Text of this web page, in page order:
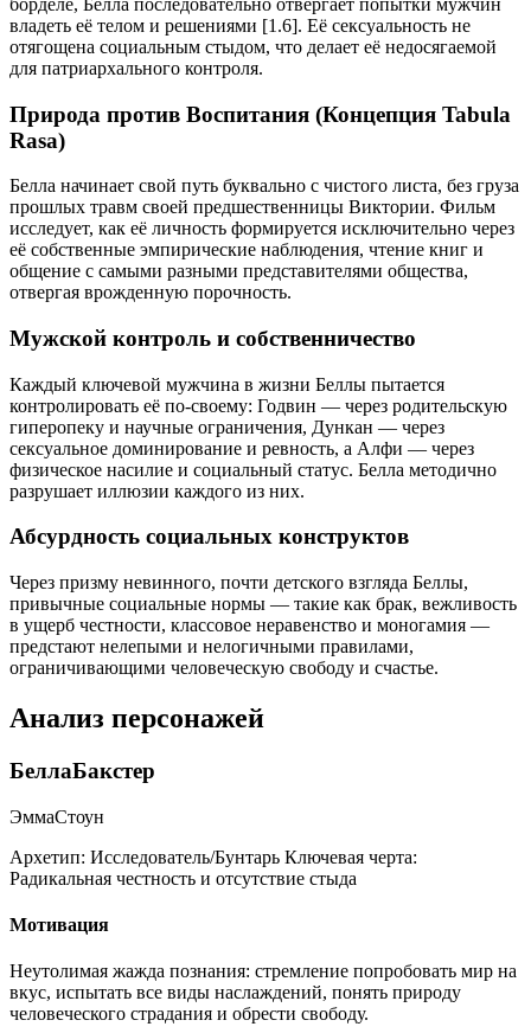
владеть её телом и решениями [1.6]. Её сексуальность не
отягощена социальным стыдом, что делает её недосягаемой
для патриархального контроля.
Природа против Воспитания (Концепция Tabula
Rasa)
Белла начинает свой путь буквально с чистого листа, без груза
прошлых травм своей предшественницы Виктории. Фильм
исследует, как её личность формируется исключительно через
её собственные эмпирические наблюдения, чтение книг и
общение с самыми разными представителями общества,
отвергая врожденную порочность.
Мужской контроль и собственничество
Каждый ключевой мужчина в жизни Беллы пытается
контролировать её по-своему: Годвин — через родительскую
гиперопеку и научные ограничения, Дункан — через
сексуальное доминирование и ревность, а Алфи — через
физическое насилие и социальный статус. Белла методично
разрушает иллюзии каждого из них.
Абсурдность социальных конструктов
Через призму невинного, почти детского взгляда Беллы,
привычные социальные нормы — такие как брак, вежливость
в ущерб честности, классовое неравенство и моногамия —
предстают нелепыми и нелогичными правилами,
ограничивающими человеческую свободу и счастье.
Анализ персонажей
БеллаБакстер
ЭммаСтоун
Архетип: Исследователь/Бунтарь Ключевая черта:
Радикальная честность и отсутствие стыда
Мотивация
Неутолимая жажда познания: стремление попробовать мир на
вкус, испытать все виды наслаждений, понять природу
человеческого страдания и обрести свободу.